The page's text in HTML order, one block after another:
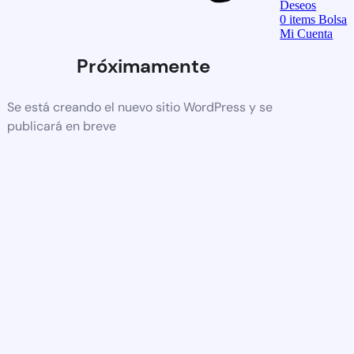
Próximamente
Se está creando el nuevo sitio WordPress y se
publicará en breve
Deseos
0items Bolsa
Mi Cuenta